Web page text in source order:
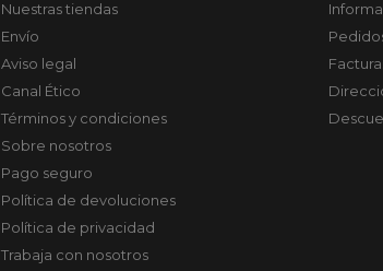
Nuestras tiendas
Envío
Aviso legal
Canal Ético
Términos y condiciones
Sobre nosotros
Pago seguro
Política de devoluciones
Política de privacidad
Trabaja con nosotros